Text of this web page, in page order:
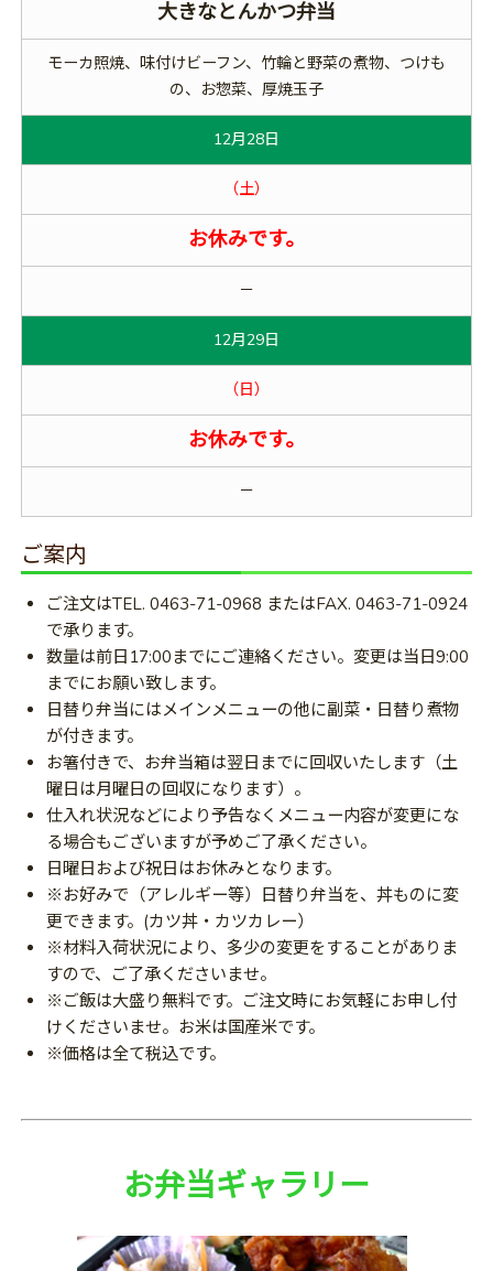
大きなとんかつ弁当
モーカ照焼、味付けビーフン、竹輪と野菜の煮物、つけも
の、お惣菜、厚焼玉子
12月28日
（土）
お休みです。
－
12月29日
（日）
お休みです。
－
ご案内
ご注文はTEL. 0463-71-0968 またはFAX. 0463-71-0924
で承ります。
数量は前日17:00までにご連絡ください。変更は当日9:00
までにお願い致します。
日替り弁当にはメインメニューの他に副菜・日替り煮物
が付きます。
お箸付きで、お弁当箱は翌日までに回収いたします（土
曜日は月曜日の回収になります）。
仕入れ状況などにより予告なくメニュー内容が変更にな
る場合もございますが予めご了承ください。
日曜日および祝日はお休みとなります。
※お好みで（アレルギー等）日替り弁当を、丼ものに変
更できます。(カツ丼・カツカレー）
※材料入荷状況により、多少の変更をすることがありま
すので、ご了承くださいませ。
※ご飯は大盛り無料です。ご注文時にお気軽にお申し付
けくださいませ。お米は国産米です。
※価格は全て税込です。
お弁当ギャラリー